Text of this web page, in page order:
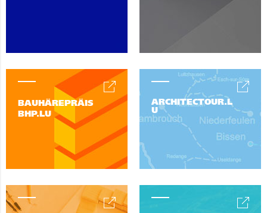
BAUHÄREPRÄIS
BHP.LU
ARCHITECTOUR.L
U